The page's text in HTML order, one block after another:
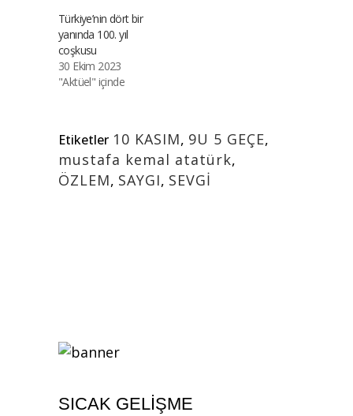
Türkiye’nin dört bir
yanında 100. yıl
coşkusu
30 Ekim 2023
"Aktüel" içinde
Etiketler 10 KASIM, 9U 5 GEÇE,
mustafa kemal atatürk,
ÖZLEM, SAYGI, SEVGİ
SICAK GELIŞME